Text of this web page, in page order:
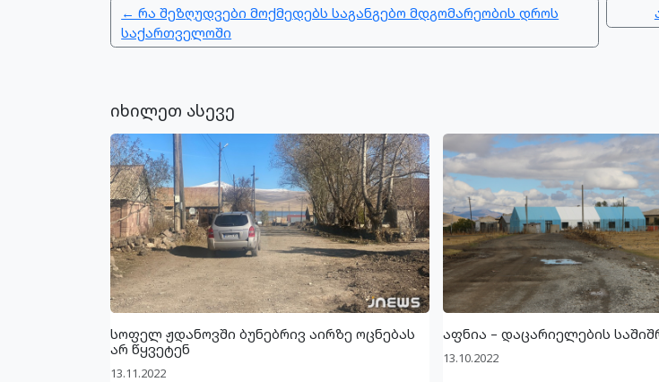
← რა შეზღუდვები მოქმედებს საგანგებო მდგომარეობის დროს
საქართველოში
იხილეთ ასევე
სოფელ ჟდანოვში ბუნებრივ აირზე ოცნებას
არ წყვეტენ
13.11.2022
აფნია – დაცარიელების
13.10.2022